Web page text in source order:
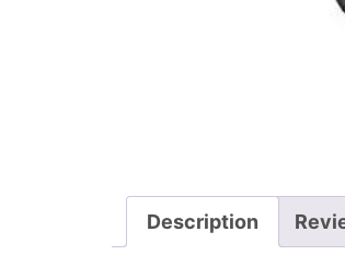
Description